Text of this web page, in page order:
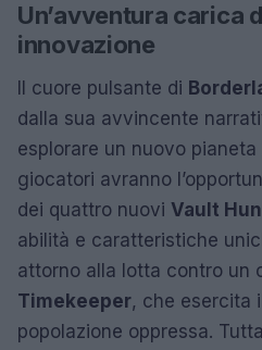
Un’avventura carica
innovazione
Il cuore pulsante di
dalla sua avvincente
esplorare un nuovo pianeta
giocatori avranno
dei quattro nuovi Vault
abilità e caratteristiche
attorno alla lotta contro un
Timekeeper, che esercita
popolazione oppressa.